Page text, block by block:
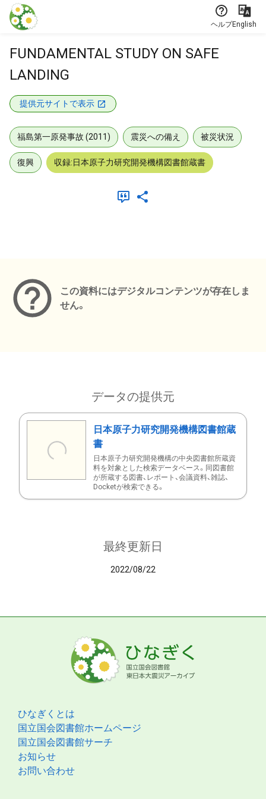
本文に飛ぶ
ヘルプEnglish
FUNDAMENTAL STUDY ON SAFE
LANDING
提供元サイトで表示
福島第一原発事故 (2011) 震災への備え 被災状況
復興 収録:日本原子力研究開発機構図書館蔵書
この資料にはデジタルコンテンツが存在しま
せん。
データの提供元
日本原子力研究開発機構図書館蔵
書
日本原子力研究開発機構の中央図書館所蔵資
料を対象とした検索データベース。同図書館
が所蔵する図書、レポート、会議資料、雑誌、
Docketが検索できる。
最終更新日
2022/08/22
ひなぎくとは
国立国会図書館ホームページ
国立国会図書館サーチ
お知らせ
お問い合わせ